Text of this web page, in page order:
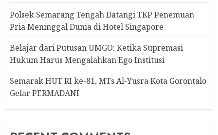
Polsek Semarang Tengah Datangi TKP Penemuan
Pria Meninggal Dunia di Hotel Singapore
Belajar dari Putusan UMGO: Ketika Supremasi
Hukum Harus Mengalahkan Ego Institusi
Semarak HUT RI ke-81, MTs Al-Yusra Kota Gorontalo
Gelar PERMADANI